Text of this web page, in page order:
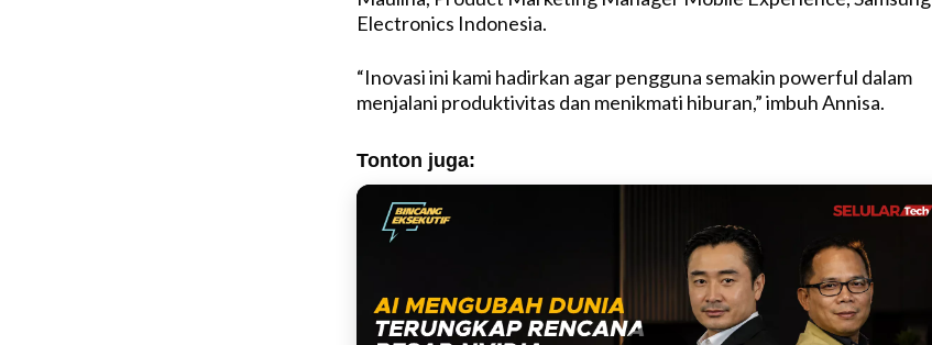
Electronics Indonesia.
“Inovasi ini kami hadirkan agar pengguna semakin powerful dalam
menjalani produktivitas dan menikmati hiburan,” imbuh Annisa.
Tonton juga: